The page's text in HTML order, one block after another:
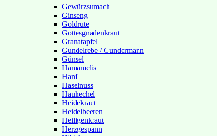
Gewürzsumach
Ginseng
Goldrute
Gottesgnadenkraut
Granatapfel
Gundelrebe / Gundermann
Günsel
Hamamelis
Hanf
Haselnuss
Hauhechel
Heidekraut
Heidelbeeren
Heiligenkraut
Herzgespann